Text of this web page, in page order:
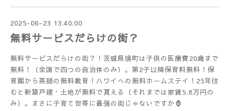
2025-06-23 13:40:00
無料サービスだらけの街？
無料サービスだらけの街？！茨城県境町は子供の医療費20歳まで
無料！（全国で四つの自治体のみ）。第2子以降保育料無料！保
育園から英語の無料教育！ハワイへの無料ホームステイ！25年住
むと新築戸建・土地が無料で貰える（それまでは家賃5.8万円の
み）。まさに子育て世帯に最強の街じゃないですか🦍